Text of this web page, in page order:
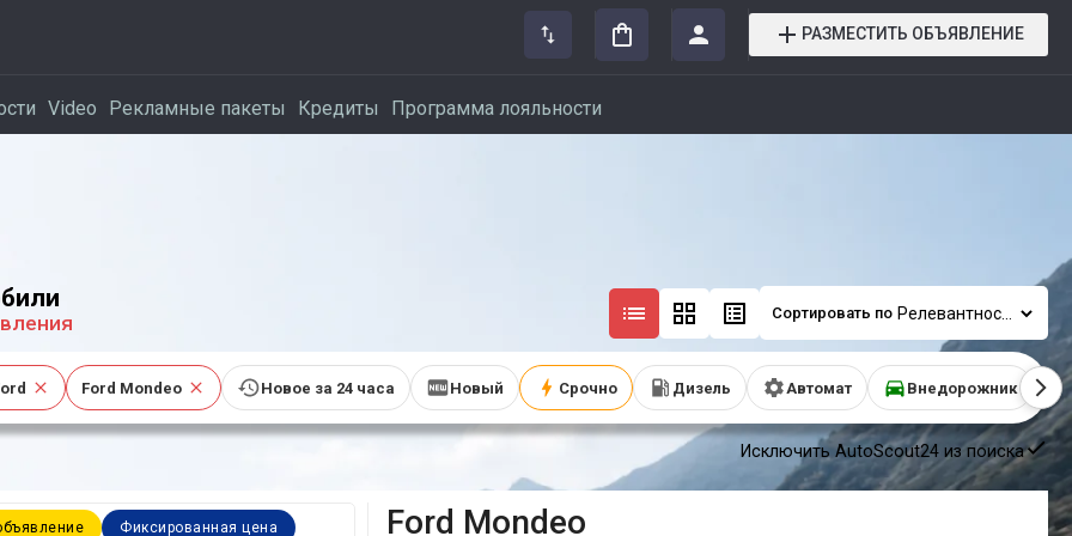
РАЗМЕСТИТЬ ОБЪЯВЛЕНИЕ
Video Рекламные пакеты Кредиты Программа лояльности
Сортировать по
Ford Mondeo Новое за 24 часа Новый Срочно Дизель Автомат Внедорожник
Исключить AutoScout24 из поиска
Фиксированная цена Ford Mondeo